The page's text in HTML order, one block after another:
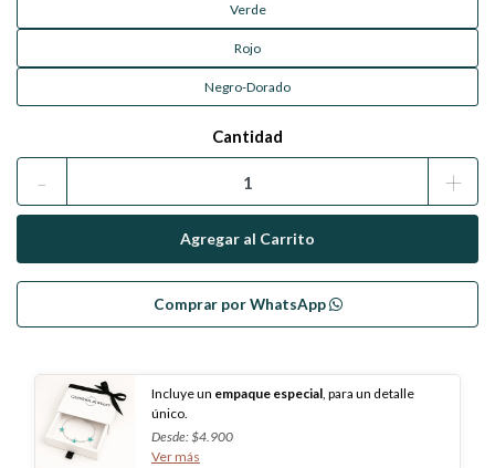
Verde
Rojo
Negro-Dorado
Cantidad
- +
Comprar por WhatsApp
Incluye un empaque especial , para un detalle
único.
Desde: $4.900
Ver más